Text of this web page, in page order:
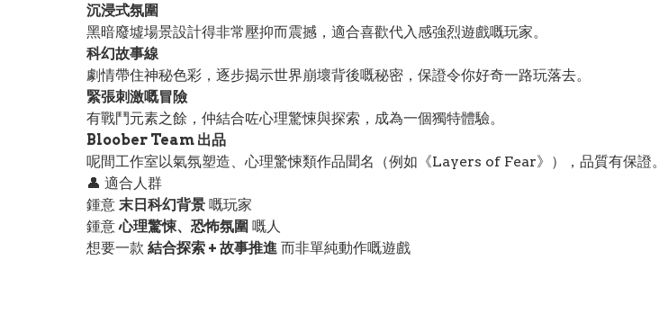
沉浸式氛圍
黑暗廢墟場景設計得非常壓抑而震撼，適合喜歡代入感強烈遊戲嘅玩家。
科幻故事線
劇情帶住神秘色彩，逐步揭示世界崩壞背後嘅秘密，保證令你好奇一路玩落去。
緊張刺激嘅冒險
有戰鬥元素之餘，仲結合咗心理驚悚與探索，成為一個獨特體驗。
Bloober Team 出品
呢間工作室以氣氛塑造、心理驚悚類作品聞名（例如《Layers of Fear》），品質有保證。
👤 適合人群
鍾意 末日科幻背景 嘅玩家
鍾意心理驚悚、恐怖氛圍 嘅人
想要一款 結合探索 + 故事推進 而非單純動作嘅遊戲